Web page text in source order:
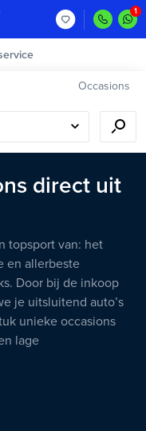
Occasions
direct uit
topsport van: het
en allerbeste
Door bij de inkoop
je uitsluitend auto’s
unieke occasions
lage